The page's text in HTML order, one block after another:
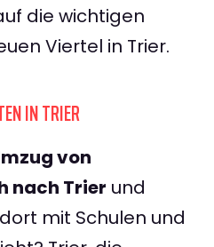
die wichtigen
Viertel in Trier.
IN TRIER
von
nach Trier und
mit Schulen und